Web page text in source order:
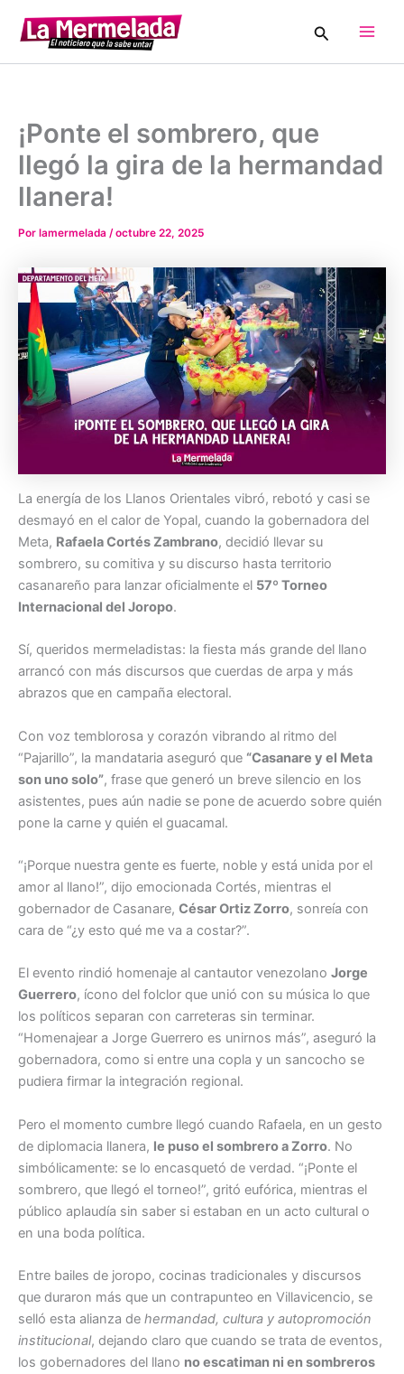
contenido
Buscar
¡Ponte el sombrero, que
llegó la gira de la hermandad
llanera!
Por lamermelada /octubre 22, 2025
La energía de los Llanos Orientales vibró, rebotó y casi se
desmayó en el calor de Yopal, cuando la gobernadora del
Meta, Rafaela Cortés Zambrano, decidió llevar su
sombrero, su comitiva y su discurso hasta territorio
casanareño para lanzar oficialmente el 57º Torneo
Internacional del Joropo.
Sí, queridos mermeladistas: la fiesta más grande del llano
arrancó con más discursos que cuerdas de arpa y más
abrazos que en campaña electoral.
Con voz temblorosa y corazón vibrando al ritmo del
“Pajarillo”, la mandataria aseguró que “Casanare y el Meta
son uno solo”, frase que generó un breve silencio en los
asistentes, pues aún nadie se pone de acuerdo sobre quién
pone la carne y quién el guacamal.
“¡Porque nuestra gente es fuerte, noble y está unida por el
amor al llano!”, dijo emocionada Cortés, mientras el
gobernador de Casanare, César Ortiz Zorro, sonreía con
cara de “¿y esto qué me va a costar?”.
El evento rindió homenaje al cantautor venezolano Jorge
Guerrero, ícono del folclor que unió con su música lo que
los políticos separan con carreteras sin terminar.
“Homenajear a Jorge Guerrero es unirnos más”, aseguró la
gobernadora, como si entre una copla y un sancocho se
pudiera firmar la integración regional.
Pero el momento cumbre llegó cuando Rafaela, en un gesto
de diplomacia llanera, le puso el sombrero a Zorro. No
simbólicamente: se lo encasquetó de verdad. “¡Ponte el
sombrero, que llegó el torneo!”, gritó eufórica, mientras el
público aplaudía sin saber si estaban en un acto cultural o
en una boda política.
Entre bailes de joropo, cocinas tradicionales y discursos
que duraron más que un contrapunteo en Villavicencio, se
selló esta alianza de hermandad, cultura y autopromoción
institucional, dejando claro que cuando se trata de eventos,
los gobernadores del llano no escatiman ni en sombreros